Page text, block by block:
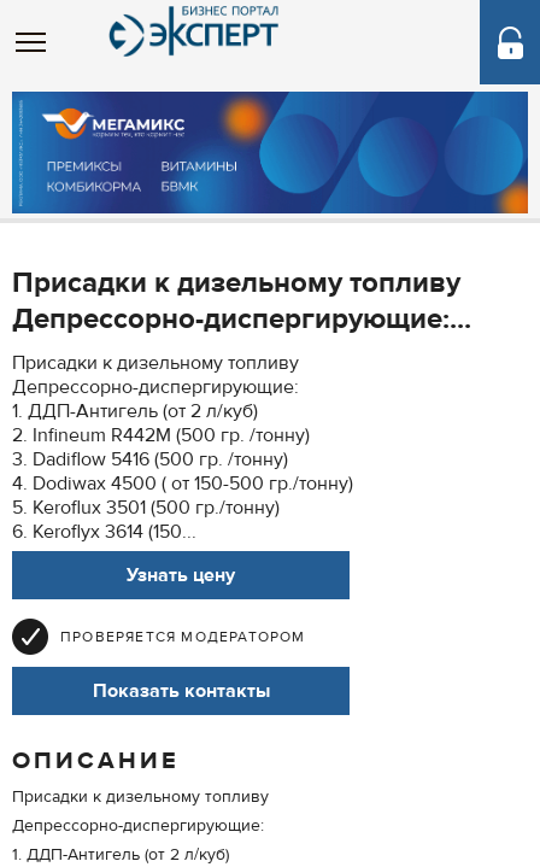
Присадки к дизельному топливу
Депрессорно-диспергирующие:...
Присадки к дизельному топливу
Депрессорно-диспергирующие:
1. ДДП-Антигель (от 2 л/куб)
2. Infineum R442M (500 гр. /тонну)
3. Dadiflow 5416 (500 гр. /тонну)
4. Dodiwax 4500 ( от 150-500 гр./тонну)
5. Keroflux 3501 (500 гр./тонну)
6. Keroflyx 3614 (150...
Узнать цену
ПРОВЕРЯЕТСЯ МОДЕРАТОРОМ
Показать контакты
ОПИСАНИЕ
Присадки к дизельному топливу
Депрессорно-диспергирующие:
1. ДДП-Антигель (от 2 л/куб)